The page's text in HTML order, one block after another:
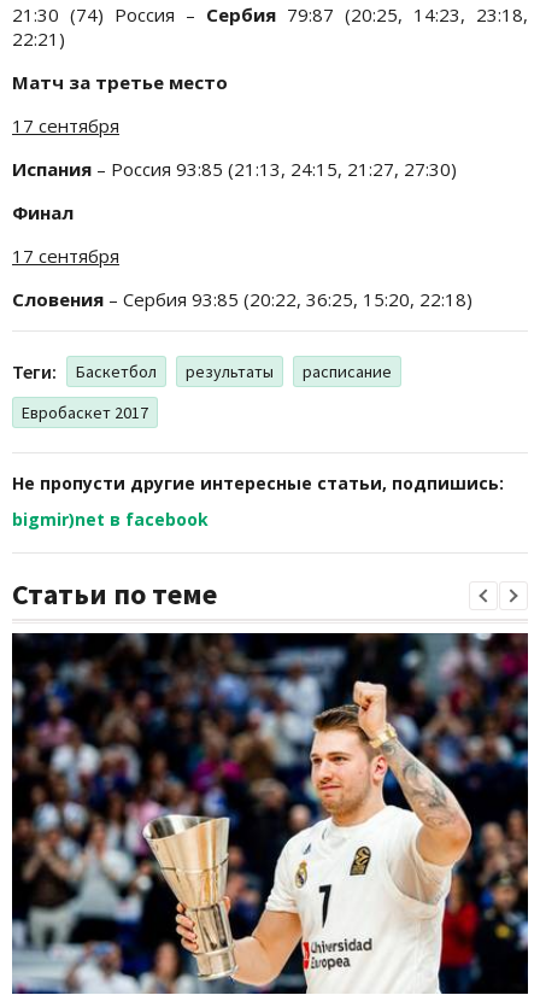
21:30 (74) Россия – Сербия 79:87 (20:25, 14:23, 23:18,
22:21)
Матч за третье место
17 сентября
Испания – Россия 93:85 (21:13, 24:15, 21:27, 27:30)
Финал
17 сентября
Словения – Сербия 93:85 (20:22, 36:25, 15:20, 22:18)
Теги: Баскетбол результаты
расписание
Евробаскет 2017
Не пропусти другие интересные статьи, подпишись:
bigmir)net в facebook
Статьи по теме